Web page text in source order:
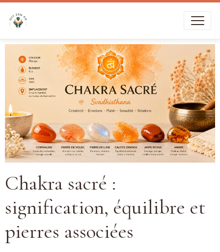
Chakra sacré :
signification, équilibre et
pierres associées